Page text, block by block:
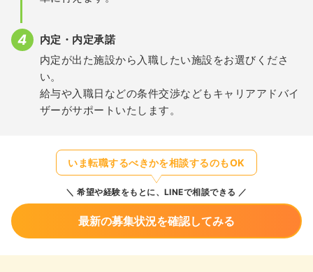
内定・内定承諾
内定が出た施設から入職したい施設をお選びくださ
い。
給与や入職日などの条件交渉などもキャリアアドバイ
ザーがサポートいたします。
いま転職するべきかを相談するのもOK
希望や経験をもとに、LINEで相談できる
最新の募集状況を確認してみる